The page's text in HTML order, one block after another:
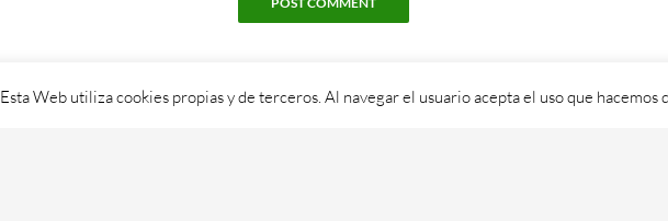
Esta Web utiliza cookies propias y de terceros. Al navegar el usuario acepta el uso que hacemos